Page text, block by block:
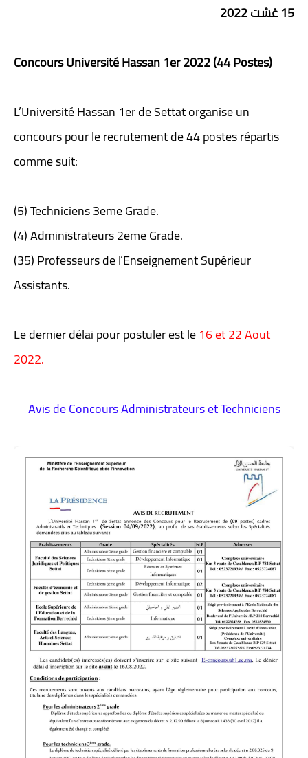
15 غشت 2022
Concours Université Hassan 1er 2022 (44 Postes)
L’Université Hassan 1er de Settat organise un
concours pour le recrutement de 44 postes répartis
comme suit:
(5) Techniciens 3eme Grade.
(4) Administrateurs 2eme Grade.
(35) Professeurs de l’Enseignement Supérieur
Assistants.
Le dernier délai pour postuler est le16 et 22 Aout
2022.
Avis de Concours Administrateurs et Techniciens